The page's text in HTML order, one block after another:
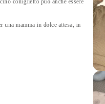
coniglietto può anche essere
una mamma in dolce attesa, in